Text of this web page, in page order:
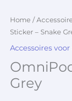
Home /
Sticker – Snake
Accessoires
Grey